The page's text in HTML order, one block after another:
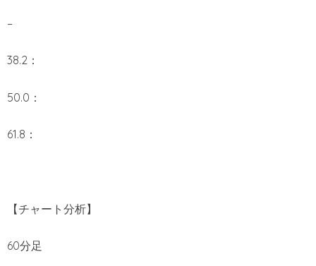
–
38.2：
50.0：
61.8：
【チャート分析】
60分足